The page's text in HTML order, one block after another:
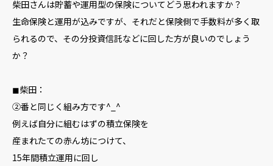
柴田さんは貯蓄や運用型の保険についてどう思われますか？
生命保険と運用が込みですが、それだと保険側で手数料が多く取
られるので、その分投資信託などに回した方が良いのでしょう
か？
◼︎柴田：
②番と同じく組み方です^_^
例えば自分に組むはずの積立保険を
産まれたての赤ん坊につけて、
15年間積立運用に回し